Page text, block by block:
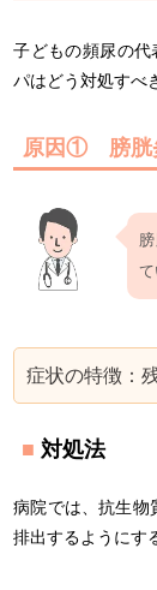
子どもの頻尿の
パはどう対処すべ
原因① 膀胱
て
症状の特徴：
対処法
病院では、抗生物
排出するようにす